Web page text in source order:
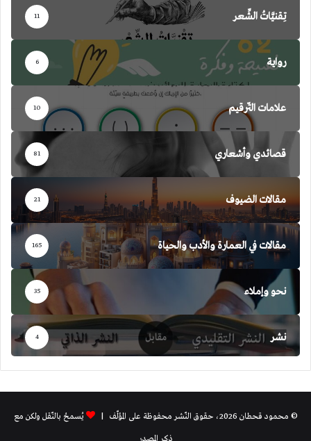
تِقنيَّاتُ الشِّعر 11
رواية 6
علامات التّرقيم 10
قصائدي وأشعاري 81
مقالات الضيوف 21
مقالات في العمارة والأدب والحياة 165
نحو وإملاء 35
نشر 4
© محمود قحطان 2026، حقوق النّشر محفوظة على المؤلّف |
يُسمحُ بالنّقل ولكن مع